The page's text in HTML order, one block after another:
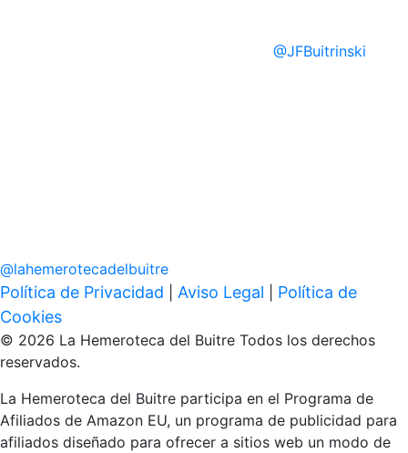
@JFBuitrinski
@lahemerotecadelbuitre
Política de Privacidad Aviso Legal
Política de
Cookies
© 2026 La Hemeroteca del Buitre Todos los derechos
reservados.
La Hemeroteca del Buitre participa en el Programa de
Afiliados de Amazon EU, un programa de publicidad para
afiliados diseñado para ofrecer a sitios web un modo de